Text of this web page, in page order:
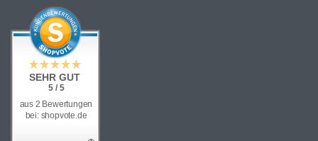
SEHR GUT
5 / 5
aus 2 Bewertungen
bei: shopvote.de